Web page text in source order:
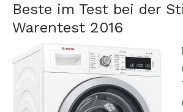
Beste im Test bei der
Warentest 2016